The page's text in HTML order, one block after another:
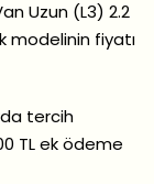
Uzun (L3) 2.2
modelinin fiyatı
tercih
TL ek ödeme